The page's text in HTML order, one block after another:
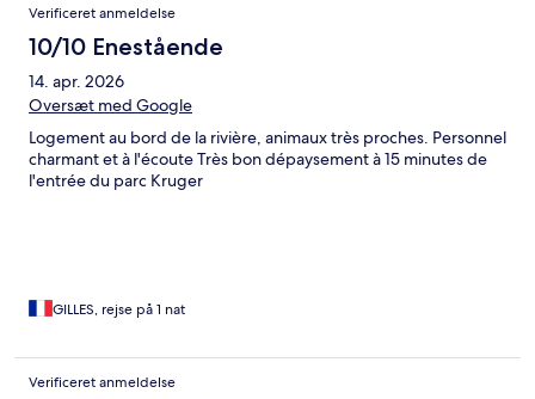
Verificeret anmeldelse
10/10 Enestående
14. apr. 2026
Oversæt med Google
Logement au bord de la rivière, animaux très proches. Personnel
charmant et à l'écoute Très bon dépaysement à 15 minutes de
l'entrée du parc Kruger
GILLES, rejse på 1 nat
Verificeret anmeldelse